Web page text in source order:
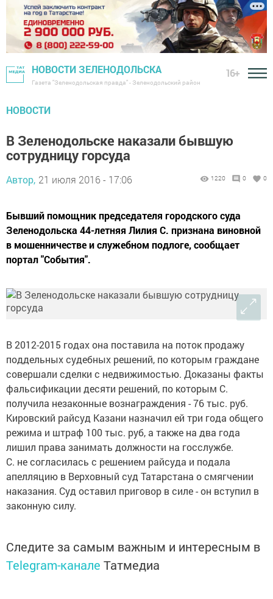
НОВОСТИ ЗЕЛЕНОДОЛЬСКА
Газета "Зеленодольская правда" - Зеленодольский район
16+
НОВОСТИ
В Зеленодольске наказали бывшую
сотрудницу горсуда
Автор, 21 июля 2016 - 17:06 1220 0 0
Бывший помощник председателя городского суда
Зеленодольска 44-летняя Лилия С. признана виновной
в мошенничестве и служебном подлоге, сообщает
портал "События".
В 2012-2015 годах она поставила на поток продажу
поддельных судебных решений, по которым граждане
совершали сделки с недвижимостью. Доказаны факты
фальсификации десяти решений, по которым С.
получила незаконные вознаграждения - 76 тыс. руб.
Кировский райсуд Казани назначил ей три года общего
режима и штраф 100 тыс. руб, а также на два года
лишил права занимать должности на госслужбе.
С. не согласилась с решением райсуда и подала
апелляцию в Верховный суд Татарстана о смягчении
наказания. Суд оставил приговор в силе - он вступил в
законную силу.
Следите за самым важным и интересным в
Telegram-канале Татмедиа